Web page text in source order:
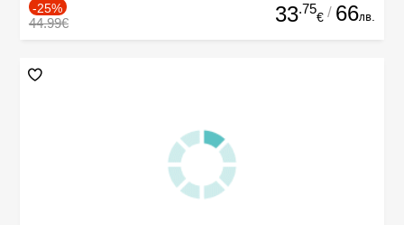
-25%
44.99€ 33.75
€ / 66лв.